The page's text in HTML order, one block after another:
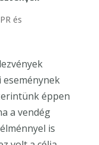
PR és
eseménynek
éppen
a vendég
is